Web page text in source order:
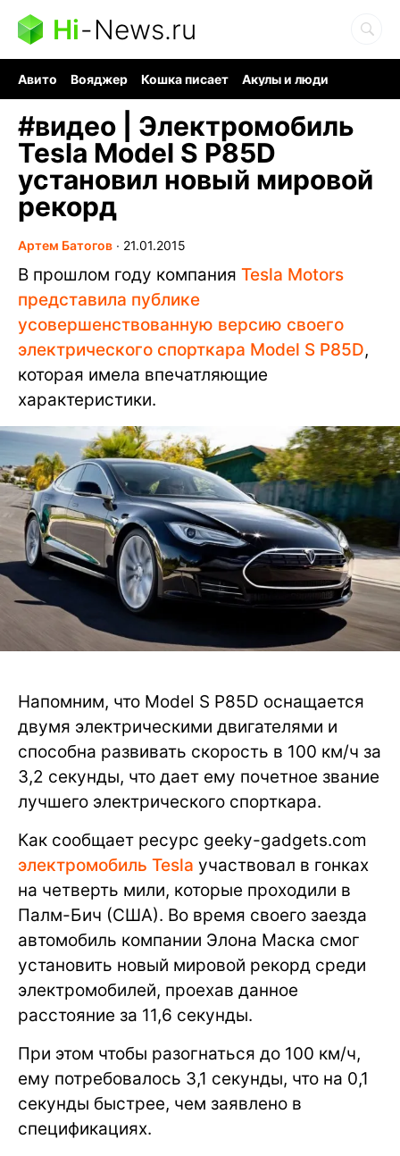
Hi-News.ru
Авито Вояджер Кошка писает
Акулы и люди
#видео | Электромобиль
Tesla Model S P85D
установил новый мировой
рекорд
Артем Батогов ∙ 21.01.2015
В прошлом году компания Tesla Motors
представила публике
усовершенствованную версию своего
электрического спорткара Model S P85D,
которая имела впечатляющие
характеристики.
Напомним, что Model S P85D оснащается
двумя электрическими двигателями и
способна развивать скорость в 100 км/ч за
3,2 секунды, что дает ему почетное звание
лучшего электрического спорткара.
Как сообщает ресурс geeky-gadgets.com
электромобиль Tesla участвовал в гонках
на четверть мили, которые проходили в
Палм-Бич (США). Во время своего заезда
автомобиль компании Элона Маска смог
установить новый мировой рекорд среди
электромобилей, проехав данное
расстояние за 11,6 секунды.
При этом чтобы разогнаться до 100 км/ч,
ему потребовалось 3,1 секунды, что на 0,1
секунды быстрее, чем заявлено в
спецификациях.